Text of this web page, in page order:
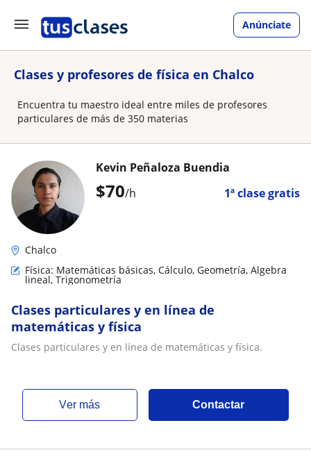
Anúnciate
Clases y profesores de física en Chalco
Encuentra tu maestro ideal entre miles de profesores
particulares de más de 350 materias
$70/h 1ª clase gratis
Kevin Peñaloza Buendia
Chalco
Física: Matemáticas básicas, Cálculo, Geometría, Álgebra
lineal, Trigonometría
Clases particulares y en línea de
matemáticas y física
Clases particulares y en línea de matemáticas y física.
ver más Contactar